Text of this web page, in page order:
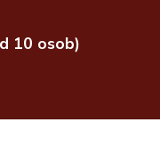
10 osob)